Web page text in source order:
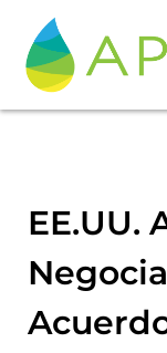
EE.UU.